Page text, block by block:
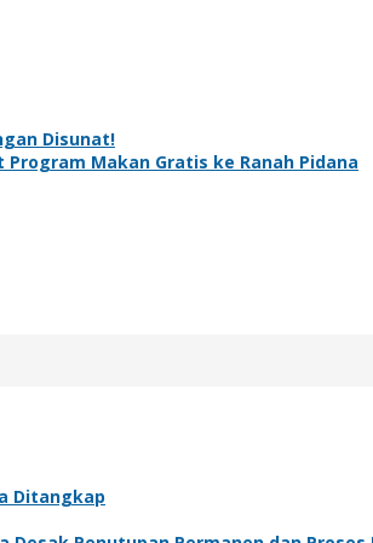
Disunat!
Makan Gratis ke Ranah Pidana
Ditangkap